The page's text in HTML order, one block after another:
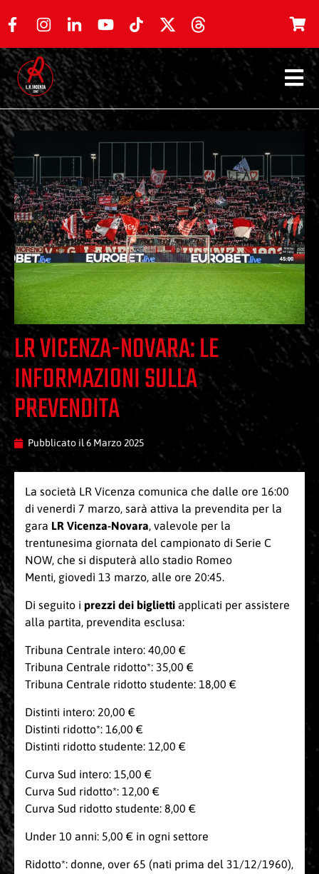
LR VICENZA-NOVARA: LE
INFORMAZIONI SULLA
PREVENDITA
Pubblicato il6 Marzo 2025
La società LR Vicenza comunica che dalle ore 16:00
di venerdì 7 marzo, sarà attiva la prevendita per la
gara LR Vicenza-Novara, valevole per la
trentunesima giornata del campionato di Serie C
NOW, che si disputerà allo stadio Romeo
Menti, giovedì 13 marzo, alle ore 20:45.
Di seguito i prezzi dei biglietti applicati per assistere
alla partita, prevendita esclusa:
Tribuna Centrale intero: 40,00 €
Tribuna Centrale ridotto*: 35,00 €
Tribuna Centrale ridotto studente: 18,00 €
Distinti intero: 20,00 €
Distinti ridotto*: 16,00 €
Distinti ridotto studente: 12,00 €
Curva Sud intero: 15,00 €
Curva Sud ridotto*: 12,00 €
Curva Sud ridotto studente: 8,00 €
Under 10 anni: 5,00 € in ogni settore
Ridotto*: donne, over 65 (nati prima del 31/12/1960),